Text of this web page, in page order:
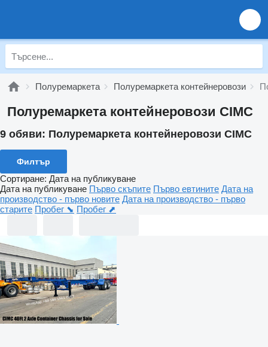
Полуремаркета Полуремаркета контейнеровози
Полуремаркета контейнеровози CIMC
9 обяви: Полуремаркета контейнеровози CIMC
Филтър
Сортиране: Дата на публикуване
Дата на публикуване Първо скъпите Първо евтините Дата на
производство - първо новите Дата на производство - първо
старите Пробег ⬊ Пробег ⬈